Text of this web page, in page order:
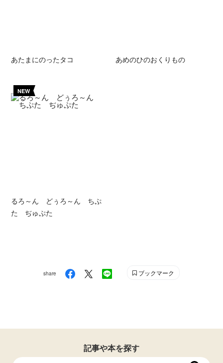
あたまにのったタコ あめのひのおくりもの
NEW
るろ～ん どぅろ～ん ちぷ
た ぢゅぷた
share ブックマーク
記事や本を探す